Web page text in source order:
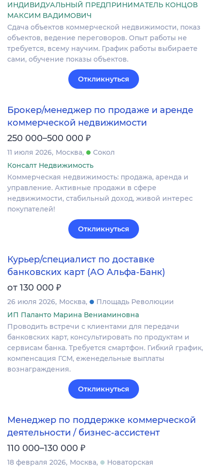
ИНДИВИДУАЛЬНЫЙ ПРЕДПРИНИМАТЕЛЬ КОНЦОВ
МАКСИМ ВАДИМОВИЧ
Сдача объектов коммерческой недвижимости, показ
объектов, ведение переговоров. Опыт работы не
требуется, всему научим. График работы выбираете
сами, обучение показы объектов.
Откликнуться
Брокер/менеджер по продаже и аренде
коммерческой недвижимости
250 000–500 000 ₽
11 июля 2026 Москва
Сокол
Консалт Недвижимость
Коммерческая недвижимость: продажа, аренда и
управление. Активные продажи в сфере
недвижимости, стабильный доход, живой интерес
покупателей!
Откликнуться
Курьер/специалист по доставке
банковских карт (АО Альфа-Банк)
от 130 000 ₽
26 июля 2026 Москва
Площадь Революции
ИП Паланто Марина Вениаминовна
Проводить встречи с клиентами для передачи
банковских карт, консультировать по продуктам и
сервисам банка. Требуется смартфон. Гибкий график,
компенсация ГСМ, еженедельные выплаты
вознаграждения.
Откликнуться
Менеджер по поддержке коммерческой
деятельности / бизнес-ассистент
110 000–130 000 ₽
18 февраля 2026 Москва
Новаторская